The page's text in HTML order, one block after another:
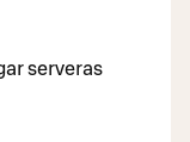
serveras